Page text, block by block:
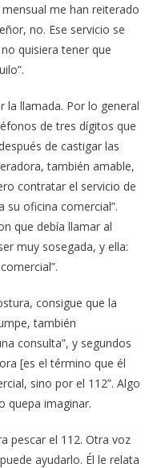
me han reiterado
no. Ese servicio se
quisiera tener que
la llamada. Por lo general
de tres dígitos que
de castigar las
también amable,
contratar el servicio de
su oficina comercial”.
que debía llamar al
muy sosegada, y ella:
consigue que la
también
consulta”, y segundos
[es el término que él
sino por el 112”. Algo
quepa imaginar.
pescar el 112. Otra voz
ayudarlo. Él le relata